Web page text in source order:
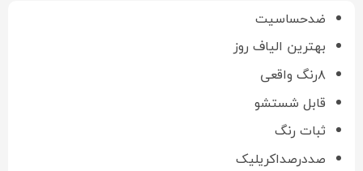
ضدحساسیت
بهترین الیاف روز
۸رنگ واقعی
قابل شستشو
ثبات رنگ
صددرصداکریلیک